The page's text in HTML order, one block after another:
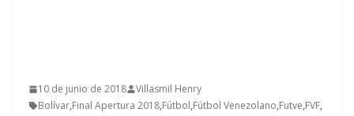
10 de junio de 2018
Villasmil Henry
Bolívar,Final Apertura 2018,Fútbol,Fútbol Venezolano,Futve,FVF,